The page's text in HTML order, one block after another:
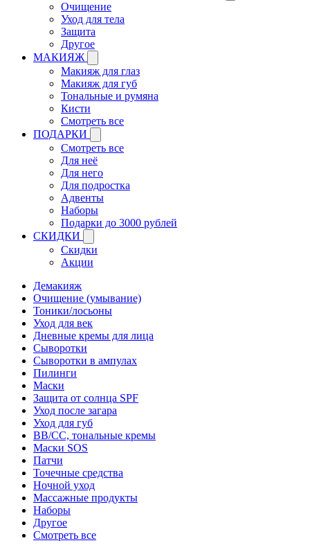
Очищение
Уход для тела
Защита
Другое
МАКИЯЖ
Макияж для глаз
Макияж для губ
Тональные и румяна
Кисти
Смотреть все
ПОДАРКИ
Смотреть все
Для неё
Для него
Для подростка
Адвенты
Наборы
Подарки до 3000 рублей
СКИДКИ
Скидки
Акции
Демакияж
Очищение (умывание)
Тоники/лосьоны
Уход для век
Дневные кремы для лица
Сыворотки
Сыворотки в ампулах
Пилинги
Маски
Защита от солнца SPF
Уход после загара
Уход для губ
BB/CC, тональные кремы
Маски SOS
Патчи
Точечные средства
Ночной уход
Массажные продукты
Наборы
Другое
Смотреть все